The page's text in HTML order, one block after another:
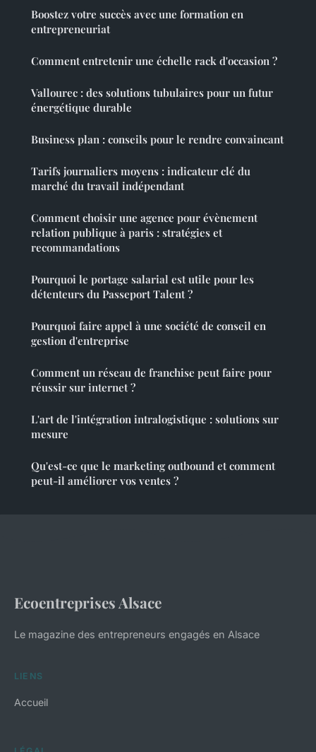
Boostez votre succès avec une formation en
entrepreneuriat
Comment entretenir une échelle rack d'occasion ?
Vallourec : des solutions tubulaires pour un futur
énergétique durable
Business plan : conseils pour le rendre convaincant
Tarifs journaliers moyens : indicateur clé du
marché du travail indépendant
Comment choisir une agence pour évènement
relation publique à paris : stratégies et
recommandations
Pourquoi le portage salarial est utile pour les
détenteurs du Passeport Talent ?
Pourquoi faire appel à une société de conseil en
gestion d'entreprise
Comment un réseau de franchise peut faire pour
réussir sur internet ?
L'art de l'intégration intralogistique : solutions sur
mesure
Qu'est-ce que le marketing outbound et comment
peut-il améliorer vos ventes ?
Ecoentreprises Alsace
Le magazine des entrepreneurs engagés en Alsace
LIENS
Accueil